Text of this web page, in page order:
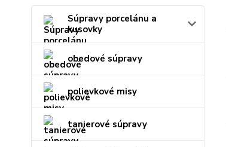
Súpravy porcelánu a
kusovky
obedové súpravy
polievkové misy
tanierové súpravy